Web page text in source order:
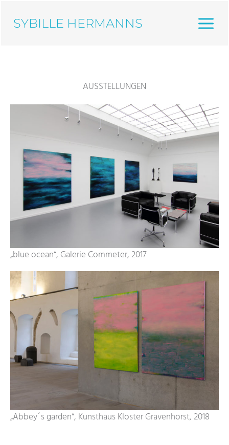
InhaltSYBILLE HERMANNS
AUSSTELLUNGEN
„blue ocean“, Galerie Commeter, 2017
„Abbey´s garden“, Kunsthaus Kloster Gravenhorst, 2018